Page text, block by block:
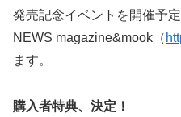
発売記念イベントを開催予
NEWS magazine&mook（
ます。
購入者特典、決定！